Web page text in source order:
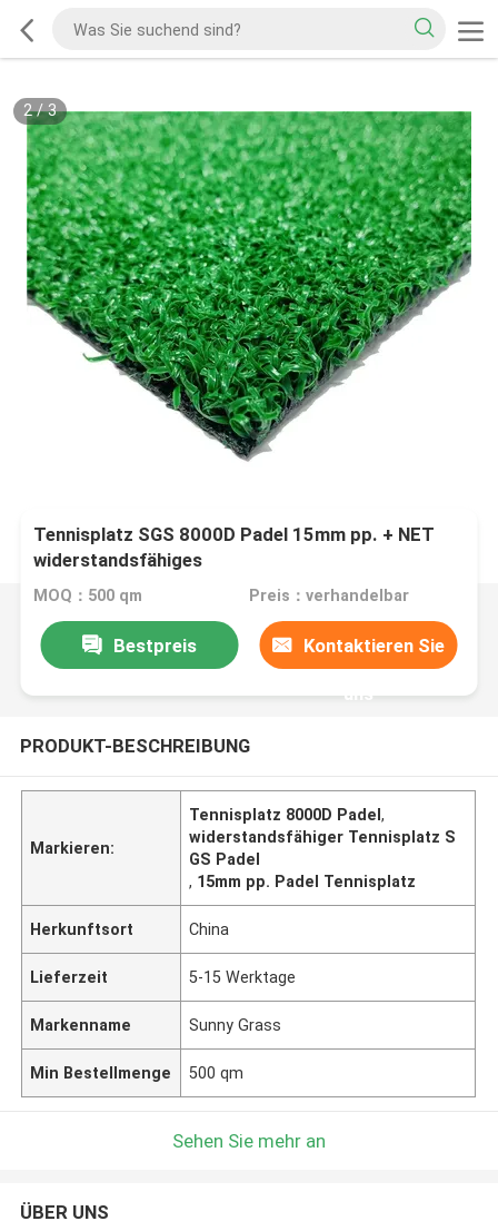
2/3
Tennisplatz SGS 8000D Padel 15mm pp. + NET
widerstandsfähiges
MOQ：500 qm Preis：verhandelbar
Bestpreis Kontaktieren Sie
uns
PRODUKT-BESCHREIBUNG
Markieren:
Tennisplatz 8000D Padel,
widerstandsfähiger Tennisplatz S
GS Padel
, 15mm pp. Padel Tennisplatz
Herkunftsort China
Lieferzeit 5-15 Werktage
Markenname Sunny Grass
Min Bestellmenge 500 qm
Sehen Sie mehr an
ÜBER UNS